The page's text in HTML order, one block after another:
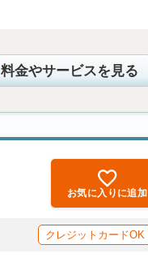
料金やサービスを見る
お気に入りに追加
クレジットカードOK